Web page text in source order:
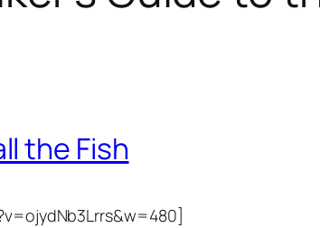
the Fish